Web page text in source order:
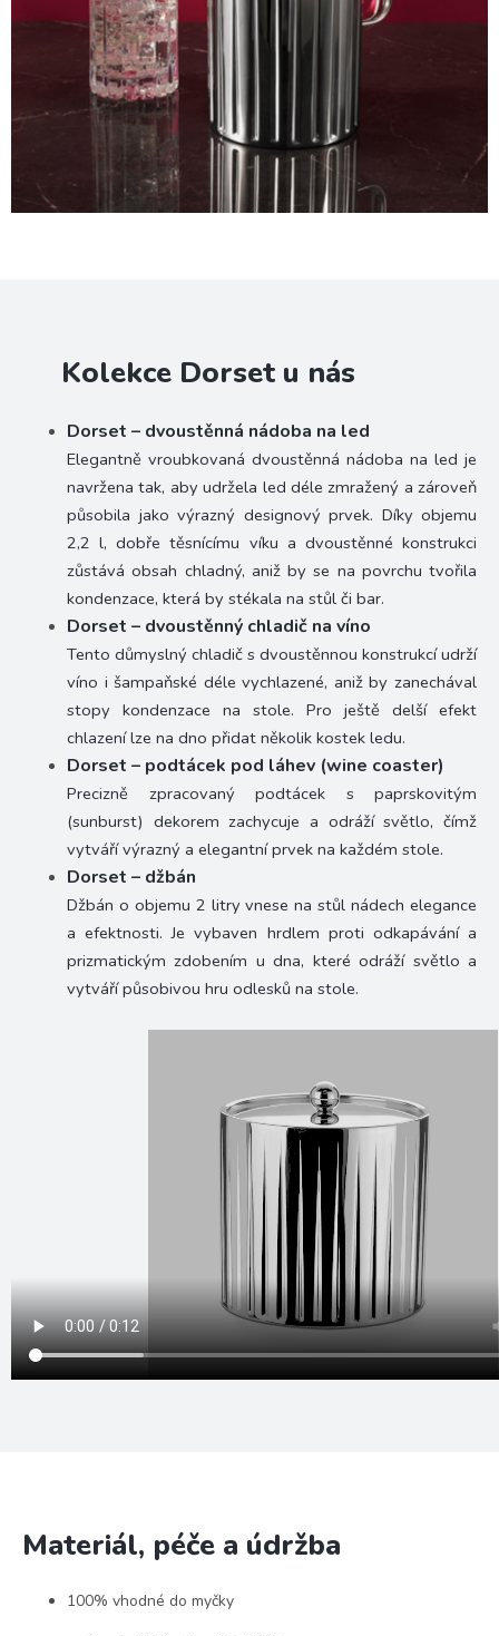
Kolekce Dorset u nás
Dorset – dvoustěnná nádoba na led
Elegantně vroubkovaná dvoustěnná nádoba na led je
navržena tak, aby udržela led déle zmražený a zároveň
působila jako výrazný designový prvek. Díky objemu
2,2 l, dobře těsnícímu víku a dvoustěnné konstrukci
zůstává obsah chladný, aniž by se na povrchu tvořila
kondenzace, která by stékala na stůl či bar.
Dorset – dvoustěnný chladič na víno
Tento důmyslný chladič s dvoustěnnou konstrukcí udrží
víno i šampaňské déle vychlazené, aniž by zanechával
stopy kondenzace na stole. Pro ještě delší efekt
chlazení lze na dno přidat několik kostek ledu.
Dorset – podtácek pod láhev (wine coaster)
Precizně zpracovaný podtácek s paprskovitým
(sunburst) dekorem zachycuje a odráží světlo, čímž
vytváří výrazný a elegantní prvek na každém stole.
Dorset – džbán
Džbán o objemu 2 litry vnese na stůl nádech elegance
a efektnosti. Je vybaven hrdlem proti odkapávání a
prizmatickým zdobením u dna, které odráží světlo a
vytváří působivou hru odlesků na stole.
Materiál, péče a údržba
100% vhodné do myčky